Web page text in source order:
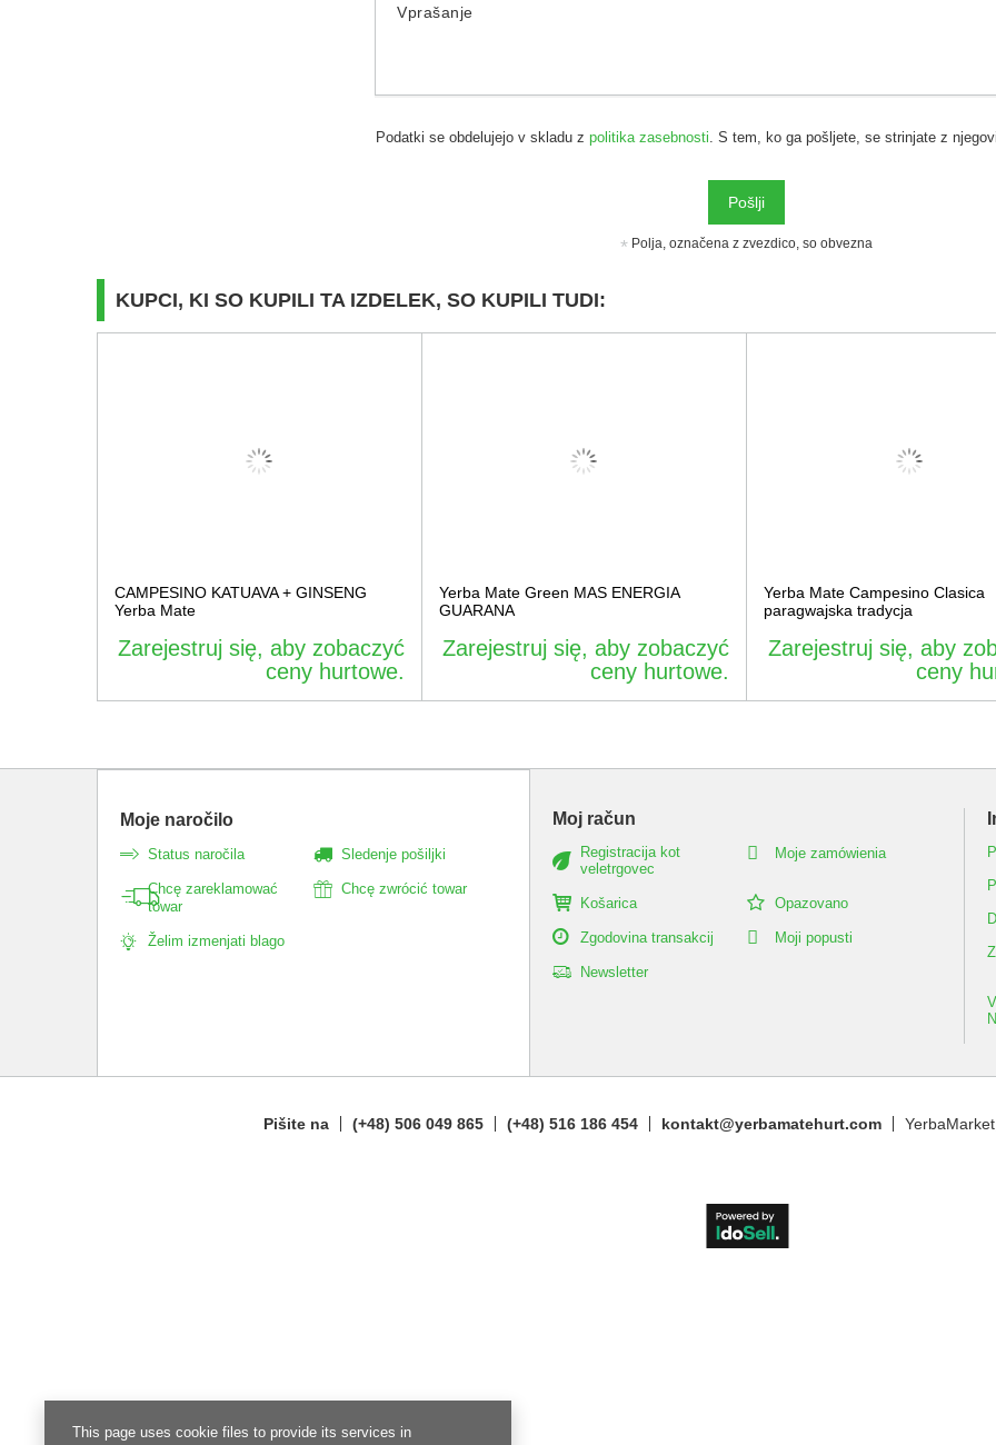
Vprašanje
Podatki se obdelujejo v skladu zpolitika zasebnosti. S tem, ko ga pošljete, se strinjate z
Pošlji
Polja, označena z zvezdico, so obvezna
KUPCI, KI SO KUPILI TA IZDELEK, SO KUPILI TUDI:
CAMPESINO KATUAVA + GINSENG
Yerba Mate
Zarejestruj się, aby zobaczyć
ceny hurtowe.
Yerba Mate Green MAS ENERGIA
GUARANA
Zarejestruj się, aby zobaczyć
ceny hurtowe.
Yerba Mate Campesino Clasica
paragwajska tradycja
Zarejestruj się, aby
ceny
Moje naročilo
Status naročila Sledenje pošiljki
Chcę zareklamować
towar
Chcę zwrócić towar
Želim izmenjati blago
Moj račun
Registracija kot
veletrgovec
Moje zamówienia
Košarica Opazovano
Zgodovina transakcij Moji popusti
Newsletter
Pišite na (+48) 506 049 865 (+48) 516 186 454 kontakt@yerbamatehurt.com YerbaMarket,
This page uses cookie files to provide its services in